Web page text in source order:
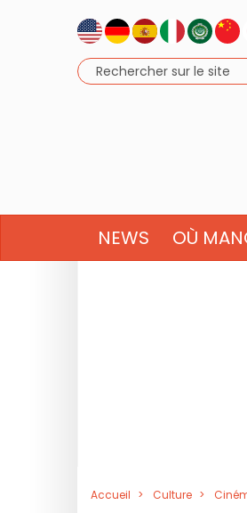
NEWS OÙ
Accueil Culture